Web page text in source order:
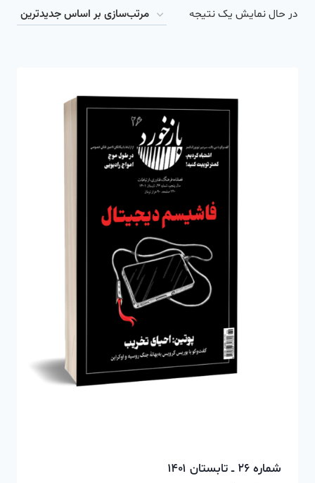
در حال نمایش یک نتیجه
شماره ۲۶ ــ تابستان ۱۴۰۱